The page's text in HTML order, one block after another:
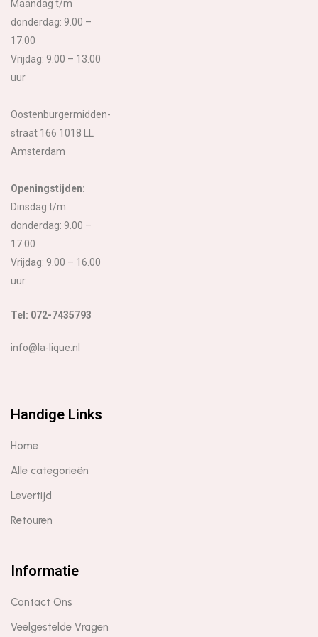
Maandag t/m
donderdag: 9.00 –
17.00
Vrijdag: 9.00 – 13.00
uur
Oostenburgermidden-
straat 166 1018 LL
Amsterdam
Openingstijden:
Dinsdag t/m
donderdag: 9.00 –
17.00
Vrijdag: 9.00 – 16.00
uur
Tel: 072-7435793
info@la-lique.nl
Handige Links
Home
Alle categorieën
Levertijd
Retouren
Informatie
Contact Ons
Veelgestelde Vragen